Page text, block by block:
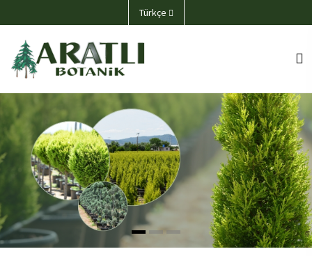
Türkçe